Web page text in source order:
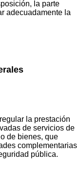
la parte
adecuadamente la
la prestación
de servicios de
de bienes, que
complementarias
pública.